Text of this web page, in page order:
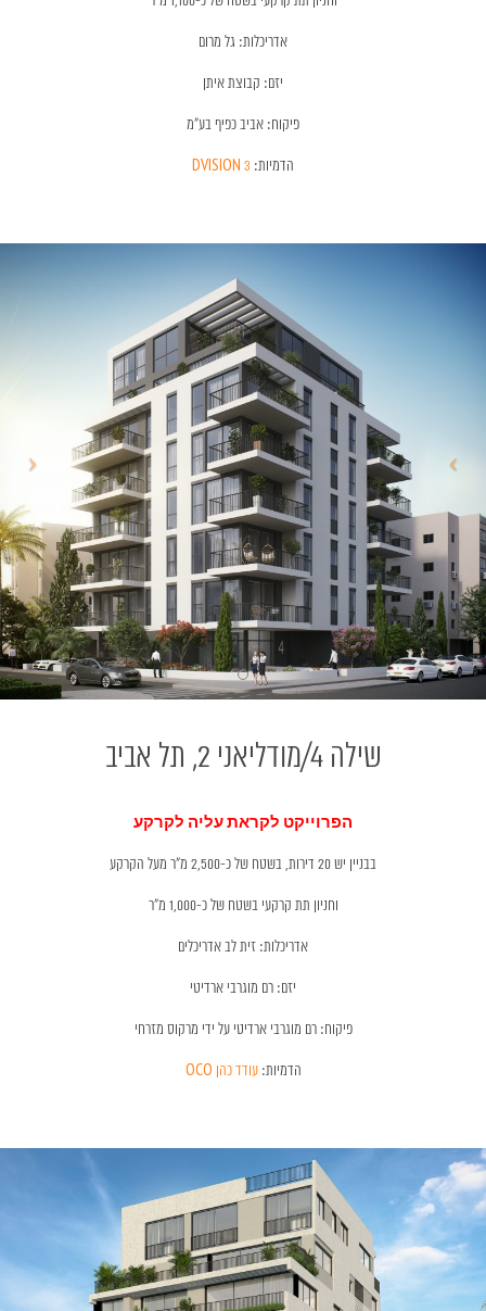
אדריכלות: גל מרום
יזם: קבוצת איתן
פיקוח: אביב כפיף בע״מ
הדמיות: 3 DVISION
שילה 4/מודליאני 2, תל אביב
הפרוייקט לקראת עליה לקרקע
בבניין יש 20 דירות, בשטח של כ-2,500 מ״ר מעל הקרקע
וחניון תת קרקעי בשטח של כ-1,000 מ"ר
אדריכלות: זית לב אדריכלים
יזם: רם מוגרבי ארדיטי
פיקוח: רם מוגרבי ארדיטי על ידי מרקוס מזרחי
הדמיות:עודד כהן OCO